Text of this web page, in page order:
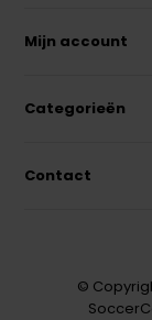
Mijn account
Categorieën
Contact
©